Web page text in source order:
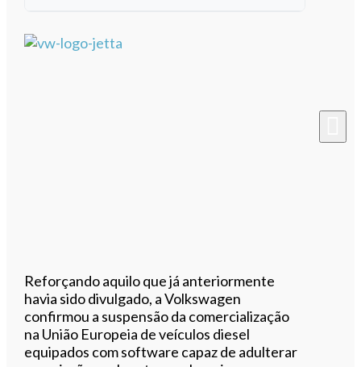
Reforçando aquilo que já anteriormente
havia sido divulgado, a Volkswagen
confirmou a suspensão da comercialização
na União Europeia de veículos diesel
equipados com software capaz de adulterar